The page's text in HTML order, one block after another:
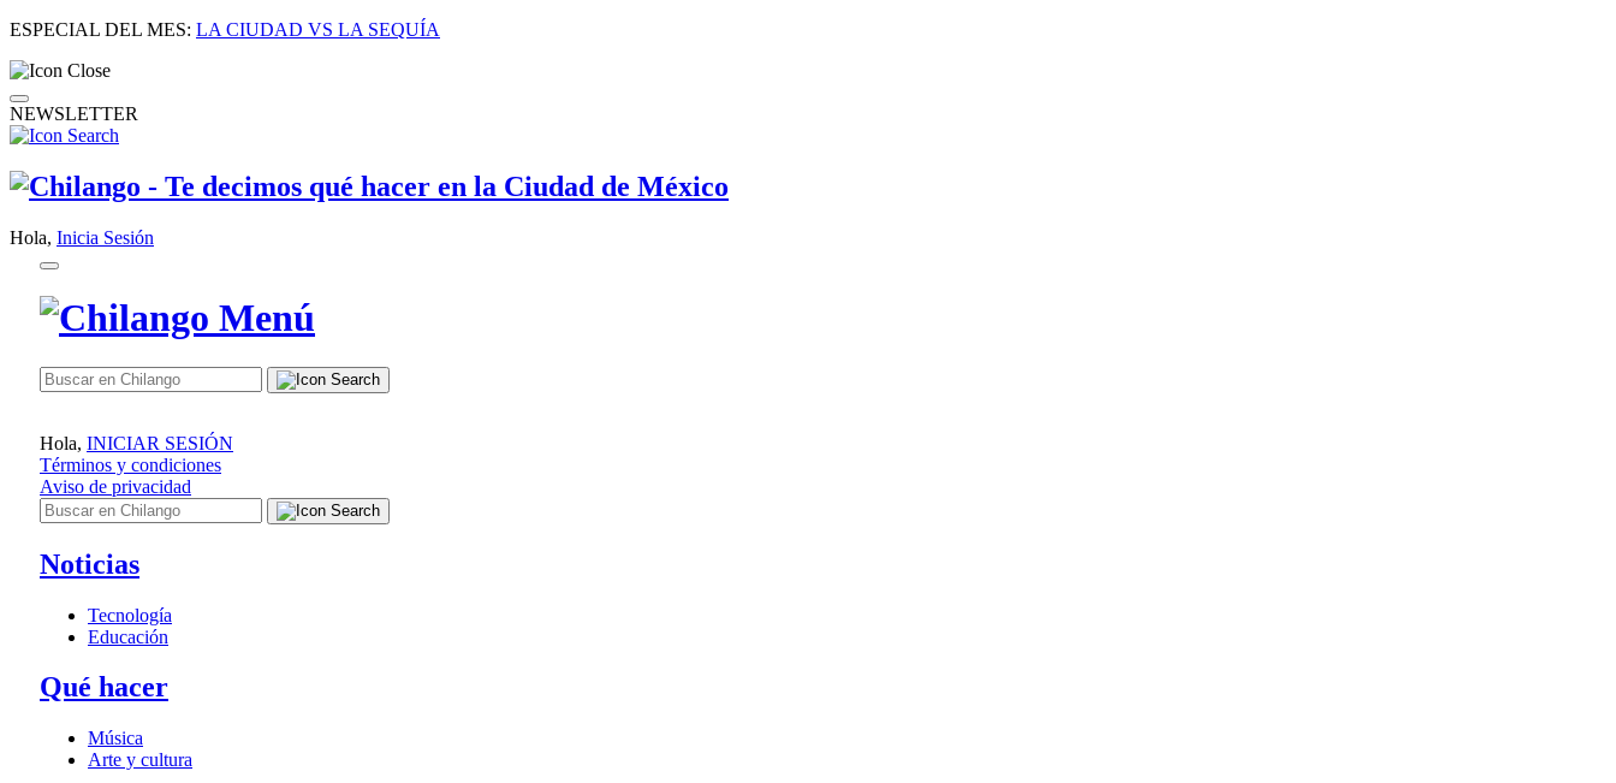
ESPECIAL DEL MES: LA CIUDAD VS LA SEQUÍA
NEWSLETTER
Hola, Inicia Sesión
Hola, INICIAR SESIÓN
Términos y condiciones
Aviso de privacidad
Noticias
Tecnología
Educación
Qué hacer
Música
Arte y cultura